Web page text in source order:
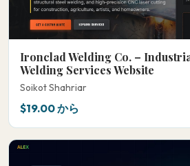
Ironclad Welding Co. –
Welding Services Website
Soikot Shahriar
$19.00 から